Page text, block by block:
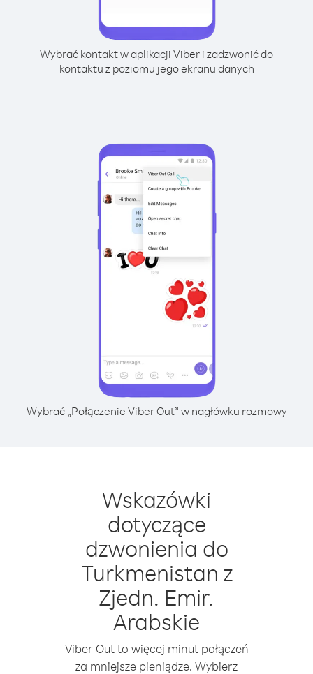
Wybrać kontakt w aplikacji Viber i zadzwonić do
kontaktu z poziomu jego ekranu danych
Wybrać „Połączenie Viber Out” w nagłówku rozmowy
Wskazówki
dotyczące
dzwonienia do
Turkmenistan z
Zjedn. Emir.
Arabskie
Viber Out to więcej minut połączeń
za mniejsze pieniądze. Wybierz